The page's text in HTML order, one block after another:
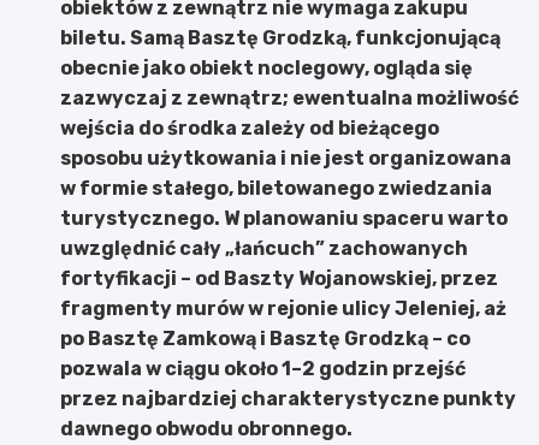
obiektów z zewnątrz nie wymaga zakupu
biletu. Samą Basztę Grodzką, funkcjonującą
obecnie jako obiekt noclegowy, ogląda się
zazwyczaj z zewnątrz; ewentualna możliwość
wejścia do środka zależy od bieżącego
sposobu użytkowania i nie jest organizowana
w formie stałego, biletowanego zwiedzania
turystycznego. W planowaniu spaceru warto
uwzględnić cały „łańcuch” zachowanych
fortyfikacji – od Baszty Wojanowskiej, przez
fragmenty murów w rejonie ulicy Jeleniej, aż
po Basztę Zamkową i Basztę Grodzką – co
pozwala w ciągu około 1–2 godzin przejść
przez najbardziej charakterystyczne punkty
dawnego obwodu obronnego.